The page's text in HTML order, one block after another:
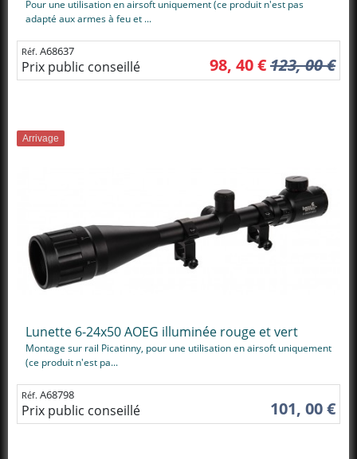
Pour une utilisation en airsoft uniquement (ce produit n'est pas
adapté aux armes à feu et ...
Réf. A68637
Prix public conseillé 123, 00 €
98, 40 €
Arrivage
Lunette 6-24x50 AOEG illuminée rouge et vert
Montage sur rail Picatinny, pour une utilisation en airsoft uniquement
(ce produit n'est pa...
Réf. A68798
Prix public conseillé 101, 00 €